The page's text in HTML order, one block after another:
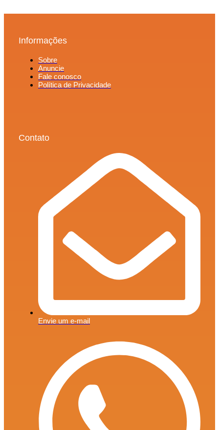
Informações
Sobre
Anuncie
Fale conosco
Política de Privacidade
Contato
Envie um e-mail